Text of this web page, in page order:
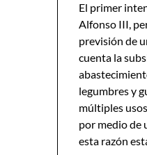
El primer
Alfonso III,
previsión de
cuenta la
legumbres y
múltiples
por medio de
esta razón